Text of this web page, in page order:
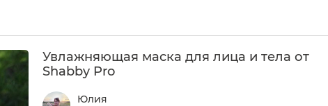
Если вы понимаете, о чем я,...
Увлажняющая маска для лица и тела от
Shabby Pro
Юлия